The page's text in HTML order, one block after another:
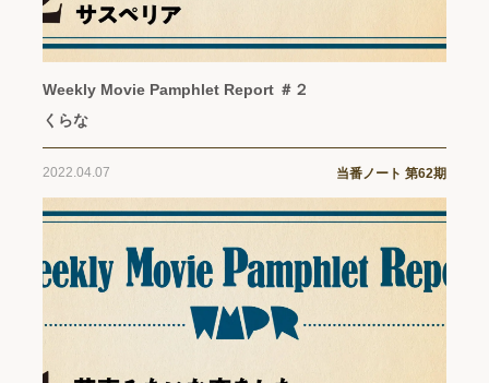
Weekly Movie Pamphlet Report ＃２
くらな
2022.04.07 当番ノート 第62期